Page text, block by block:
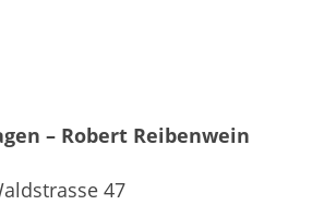
– Robert Reibenwein
47